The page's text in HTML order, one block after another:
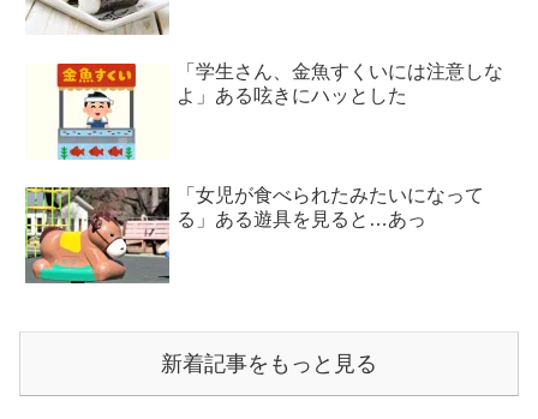
「学生さん、金魚すくいには注意しな
よ」ある呟きにハッとした
「女児が食べられたみたいになって
る」ある遊具を見ると…あっ
新着記事をもっと見る